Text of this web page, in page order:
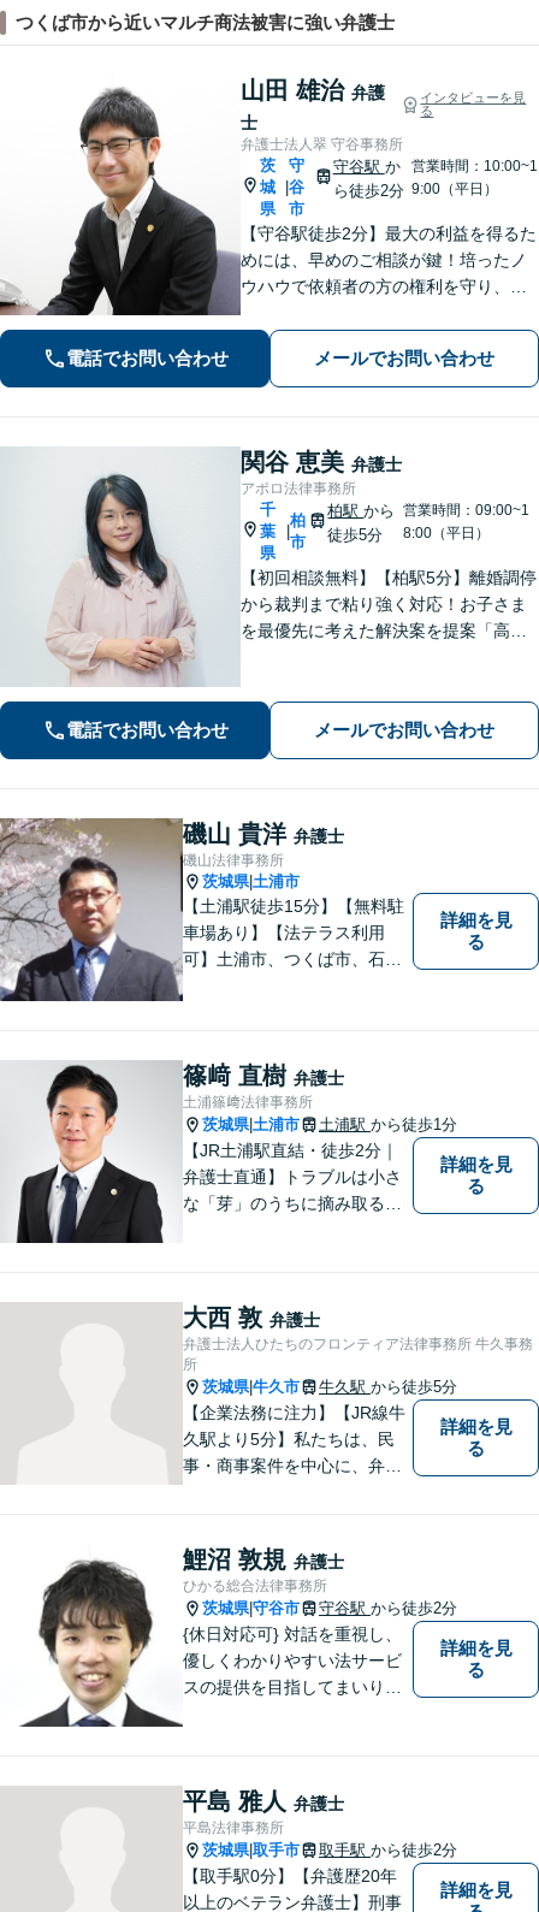
つくば市から近いマルチ商法被害に強い弁護士
山田 雄治 弁護
士
インタビューを見
る
弁護士法人翠 守谷事務所
茨
城
県
守
谷
市
守谷駅 か
ら徒歩2分
営業時間：10:00~1
9:00（平日）
【守谷駅徒歩2分】最大の利益を得るた
めには、早めのご相談が鍵！培ったノ
ウハウで依頼者の方の権利を守り、最
す。借金、遺言相続、離婚、企業法務
その他どんな相談でも受け付けます。
電話でお問い合わせ メールでお問い合わせ
関谷 恵美 弁護士
アポロ法律事務所
千
葉
県
|
柏
市
柏駅から
徒歩5分
営業時間：09:00~1
8:00（平日）
【初回相談無料】【柏駅5分】離婚調停
から裁判まで粘り強く対応！お子さま
を最優先に考えた解決案を提案「高齢
産相続に強い」【完全個室制】【休
日・夜間面談可】【分割・後払い対
応】
電話でお問い合わせ メールでお問い合わせ
磯山 貴洋 弁護士
磯山法律事務所
茨城県| 土浦市
【土浦駅徒歩15分】【無料駐
車場あり】【法テラス利用
可】土浦市、つくば市、石岡
ほか、県内・県外対応しま
す。
詳細を見
る
篠﨑 直樹 弁護士
土浦篠﨑法律事務所
茨城県| 土浦市 土浦駅 から徒歩1分
【JR土浦駅直結・徒歩2分｜
弁護士直通】トラブルは小さ
な「芽」のうちに摘み取るこ
詳細を見
る
大西 敦 弁護士
弁護士法人ひたちのフロンティア法律事務所 牛久事務
所
茨城県|牛久市 牛久駅 から徒歩5分
【企業法務に注力】【JR線牛
久駅より5分】私たちは、民
事・商事案件を中心に、弁護
す。特に、企業法務について
は法律資料を迅速に用いた、
的確なアプローチで活動に取
り組んでおります。是非、お
気軽にご相談ください。
詳細を見
る
鯉沼 敦規 弁護士
ひかる総合法律事務所
茨城県|守谷市 守谷駅 から徒歩2分
{休日対応可} 対話を重視し、
優しくわかりやすい法サービ
スの提供を目指してまいりま
詳細を見
る
平島 雅人 弁護士
平島法律事務所
茨城県|取手市 取手駅 から徒歩2分
【取手駅0分】【弁護歴20年
以上のベテラン弁護士】刑事
詳細を見